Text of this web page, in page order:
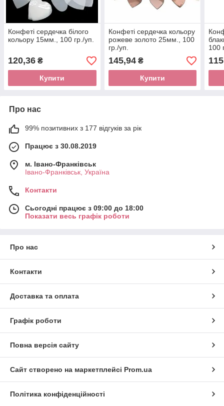
Конфеті сердечка білого
кольору 15мм., 100 гр./уп.
120,36 ₴
Купити
Конфеті сердечка кольору
рожеве золото 25мм., 100
гр./уп.
145,94₴
Купити
100
Про нас
99% позитивних з 177 відгуків за рік
Працює з 30.08.2019
м. Івано-Франківськ
Івано-Франківськ, Україна
Контакти
Сьогодні працює з 09:00 до 18:00
Показати весь графік роботи
Про нас
Контакти
Доставка та оплата
Графік роботи
Повна версія сайту
Сайт створено на маркетплейсі Prom.ua
Політика конфіденційності